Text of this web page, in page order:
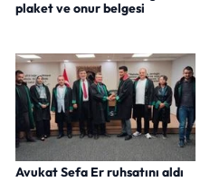
plaket ve onur belgesi
Avukat Sefa Er ruhsatını aldı